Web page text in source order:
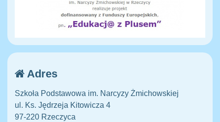
Adres
Szkoła Podstawowa im. Narcyzy Żmichowskiej
ul. Ks. Jędrzeja Kitowicza 4
97-220 Rzeczyca